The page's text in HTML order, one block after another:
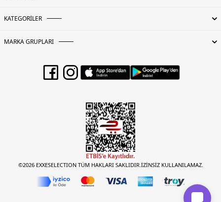
KATEGORİLER
MARKA GRUPLARI
©2026 EXXESELECTION TÜM HAKLARI SAKLIDIR.İZİNSİZ KULLANILAMAZ.